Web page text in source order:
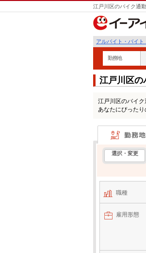
江戸川区のバイク通
アルバイト・バイト
勤務地
江戸川区の
江戸川区のバイ
あなたにぴったり
勤務地で検索
選択・変更
職種
雇用形態